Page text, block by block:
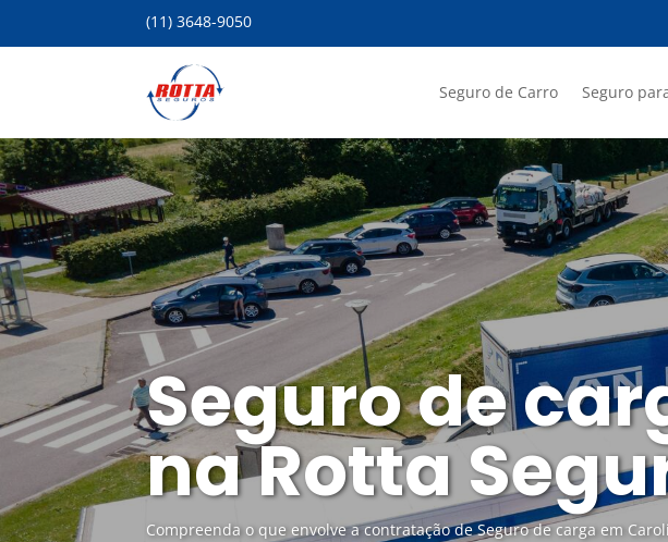
(11) 3648-9050
Seguro de Carro Seguro
Seguro de
na Rotta
Compreenda o que envolve a contratação de Seguro de carga em